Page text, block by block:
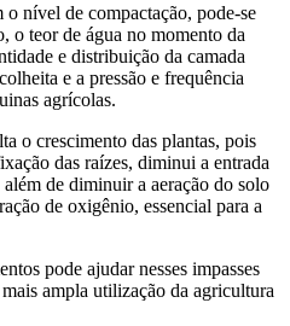
nível de compactação, pode-se
o teor de água no momento da
e distribuição da camada
e a pressão e frequência
agrícolas.
o crescimento das plantas, pois
das raízes, diminui a entrada
de diminuir a aeração do solo
de oxigênio, essencial para a
pode ajudar nesses impasses
ampla utilização da agricultura